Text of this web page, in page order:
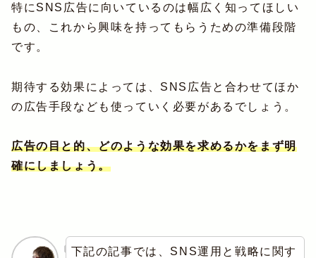
特にSNS広告に向いているのは幅広く知ってほしい
もの、これから興味を持ってもらうための準備段階
です。
期待する効果によっては、SNS広告と合わせてほか
の広告手段なども使っていく必要があるでしょう。
広告の目と的、どのような効果を求めるかをまず明
確にしましょう。
下記の記事では、SNS運用と戦略に関す